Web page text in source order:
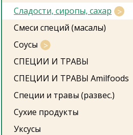
Сладости, сиропы, сахар
Смеси специй (масалы)
Соусы
СПЕЦИИ И ТРАВЫ
СПЕЦИИ И ТРАВЫ Amilfoods
Специи и травы (развес.)
Сухие продукты
Уксусы